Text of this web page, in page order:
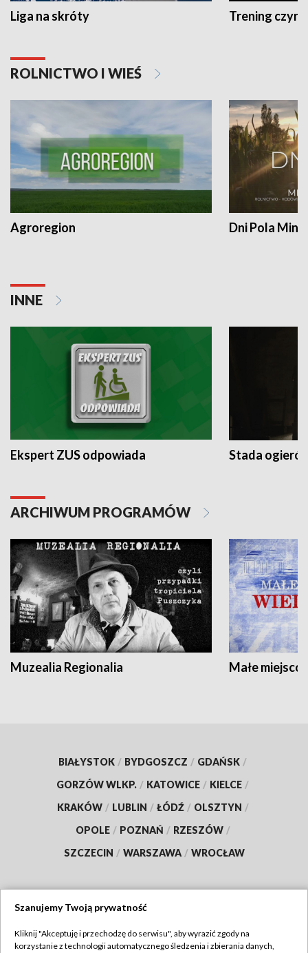
Liga na skróty Trening czyni
ROLNICTWO I WIEŚ
Agroregion Dni Pola
INNE
Ekspert ZUS odpowiada Stada
ARCHIWUM PROGRAMÓW
Muzealia Regionalia Małe
BIAŁYSTOK / BYDGOSZCZ / GDAŃSK /
GORZÓW WLKP. / KATOWICE / KIELCE /
KRAKÓW / LUBLIN / ŁÓDŹ / OLSZTYN /
OPOLE / POZNAŃ / RZESZÓW /
SZCZECIN / WARSZAWA / WROCŁAW
TVP
Szanujemy Twoją prywatność
Kliknij "Akceptuję i przechodzę do serwisu", aby wyrazić zgody na
korzystanie z technologii automatycznego śledzenia i zbierania danych,